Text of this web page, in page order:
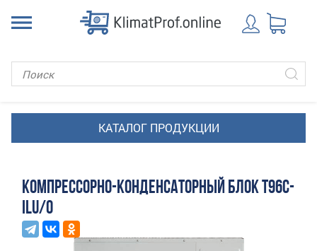
КОМПРЕССОРНО-КОНДЕНСАТОРНЫЙ БЛОК T96C-
ILU/O